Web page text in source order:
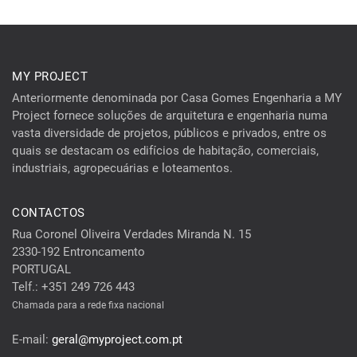
MY PROJECT
Anteriormente denominada por Casa Gomes Engenharia a MY
Project fornece soluções de arquitetura e engenharia numa
vasta diversidade de projetos, públicos e privados, entre os
quais se destacam os edifícios de habitação, comerciais,
industriais, agropecuárias e loteamentos.
CONTACTOS
Rua Coronel Oliveira Verdades Miranda N. 15
2330-192 Entroncamento
PORTUGAL
Telf.: +351 249 726 443
Chamada para a rede fixa nacional
E-mail: geral@myproject.com.pt